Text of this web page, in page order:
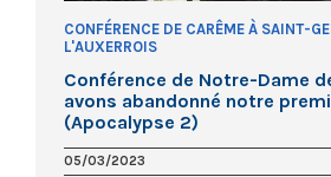
CONFÉRENCE DE CARÊME À SAINT-
L'AUXERROIS
Conférence de Notre-Dame
avons abandonné notre
(Apocalypse 2)
05/03/2023